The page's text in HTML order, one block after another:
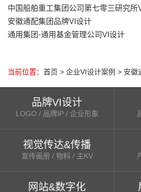
中国船舶重工集团公司第七零三研究所
安徽通配集团品牌VI设计
通用集团-通用基金管理公司VI设计
当前位置： 首页 > 企业VI设计案例 > 安徽
品牌VI设计
LOGO / 品牌IP / 企业形象
视觉传达&传播
宣传画册 / 物料 / 主KV
网站&数字化